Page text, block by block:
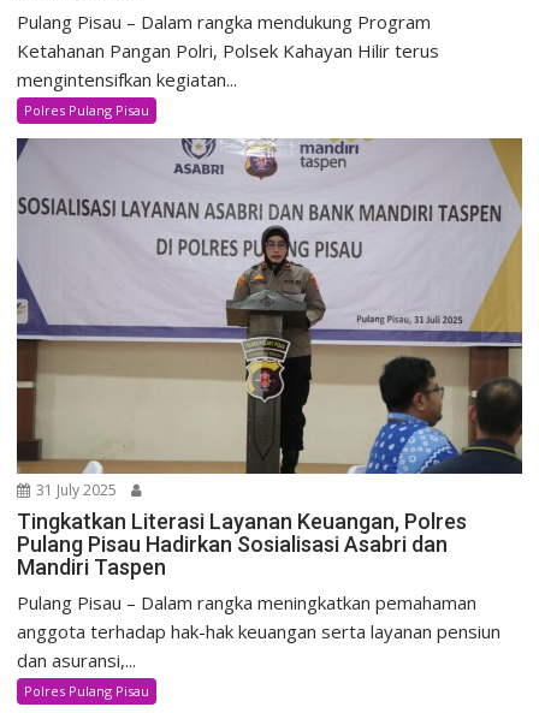
Pulang Pisau – Dalam rangka mendukung Program
Ketahanan Pangan Polri, Polsek Kahayan Hilir terus
mengintensifkan kegiatan...
Polres Pulang Pisau
31 July 2025
Tingkatkan Literasi Layanan Keuangan, Polres
Pulang Pisau Hadirkan Sosialisasi Asabri dan
Mandiri Taspen
Pulang Pisau – Dalam rangka meningkatkan pemahaman
anggota terhadap hak-hak keuangan serta layanan pensiun
dan asuransi,...
Polres Pulang Pisau